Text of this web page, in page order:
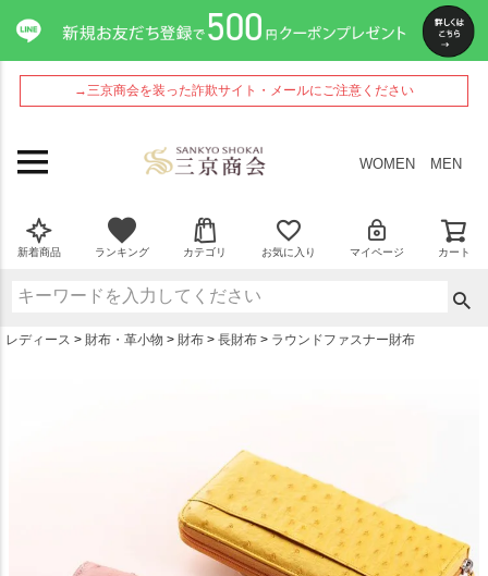
→三京商会を装った詐欺サイト・メールにご注意ください
WOMEN MEN
新着商品 ランキング カテゴリ お気に入り マイページ カート
レディース 財布・革小物 財布 長財布 ラウンドファスナー財布
ペー
ジト
ップ
へ